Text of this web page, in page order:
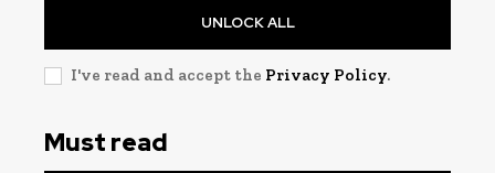
UNLOCK ALL
I've read and accept the Privacy Policy.
Must read